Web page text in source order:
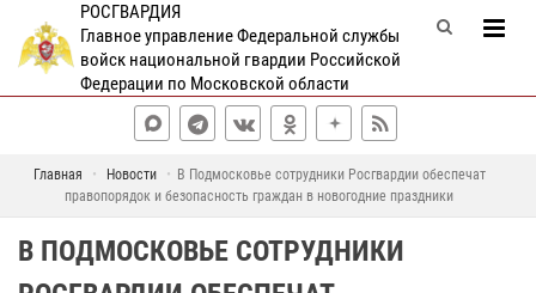
РОСГВАРДИЯ
Главное управление Федеральной службы
войск национальной гвардии Российской
Федерации по Московской области
Главная Новости
В Подмосковье сотрудники Росгвардии обеспечат
правопорядок и безопасность граждан в новогодние праздники
В ПОДМОСКОВЬЕ СОТРУДНИКИ